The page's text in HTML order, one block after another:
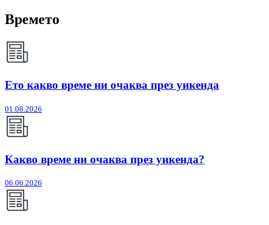
Времето
Ето какво време ни очаква през уикенда
01.08.2026
Какво време ни очаква през уикенда?
06.06.2026